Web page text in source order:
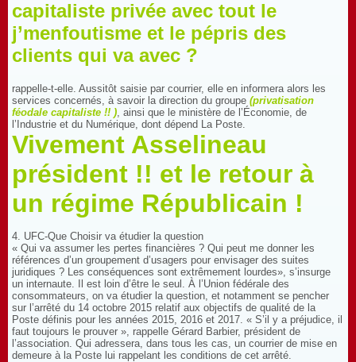
capitaliste privée avec tout le
j’menfoutisme et le pépris des
clients qui va avec ?
rappelle-t-elle. Aussitôt saisie par courrier, elle en informera alors les
services concernés, à savoir la direction du groupe (privatisation
féodale capitaliste !! ), ainsi que le ministère de l’Économie, de
l’Industrie et du Numérique, dont dépend La Poste.
Vivement Asselineau
président !! et le retour à
un régime Républicain !
4. UFC-Que Choisir va étudier la question
« Qui va assumer les pertes financières ? Qui peut me donner les
références d’un groupement d’usagers pour envisager des suites
juridiques ? Les conséquences sont extrêmement lourdes», s’insurge
un internaute. Il est loin d’être le seul. À l’Union fédérale des
consommateurs, on va étudier la question, et notamment se pencher
sur l’arrêté du 14 octobre 2015 relatif aux objectifs de qualité de la
Poste définis pour les années 2015, 2016 et 2017. « S’il y a préjudice, il
faut toujours le prouver », rappelle Gérard Barbier, président de
l’association. Qui adressera, dans tous les cas, un courrier de mise en
demeure à la Poste lui rappelant les conditions de cet arrêté.